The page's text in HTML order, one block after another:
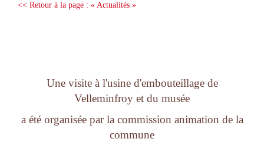
<< Retour à la page : « Actualités »
Une visite à l'usine d'embouteillage de
Velleminfroy et du musée
a été organisée par la commission animation de la
commune